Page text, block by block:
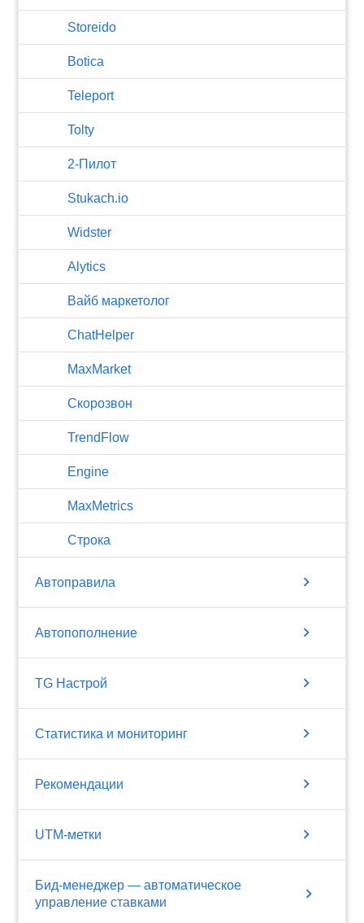
Storeido
Botica
Teleport
Tolty
2-Пилот
Stukach.io
Widster
Alytics
Вайб маркетолог
ChatHelper
MaxMarket
Скорозвон
TrendFlow
Engine
MaxMetrics
Строка
Автоправила chevron_right
Автопополнение chevron_right
TG Настрой chevron_right
Статистика и мониторинг chevron_right
Рекомендации chevron_right
UTM-метки chevron_right
Бид-менеджер — автоматическое
управление ставками
chevron_right